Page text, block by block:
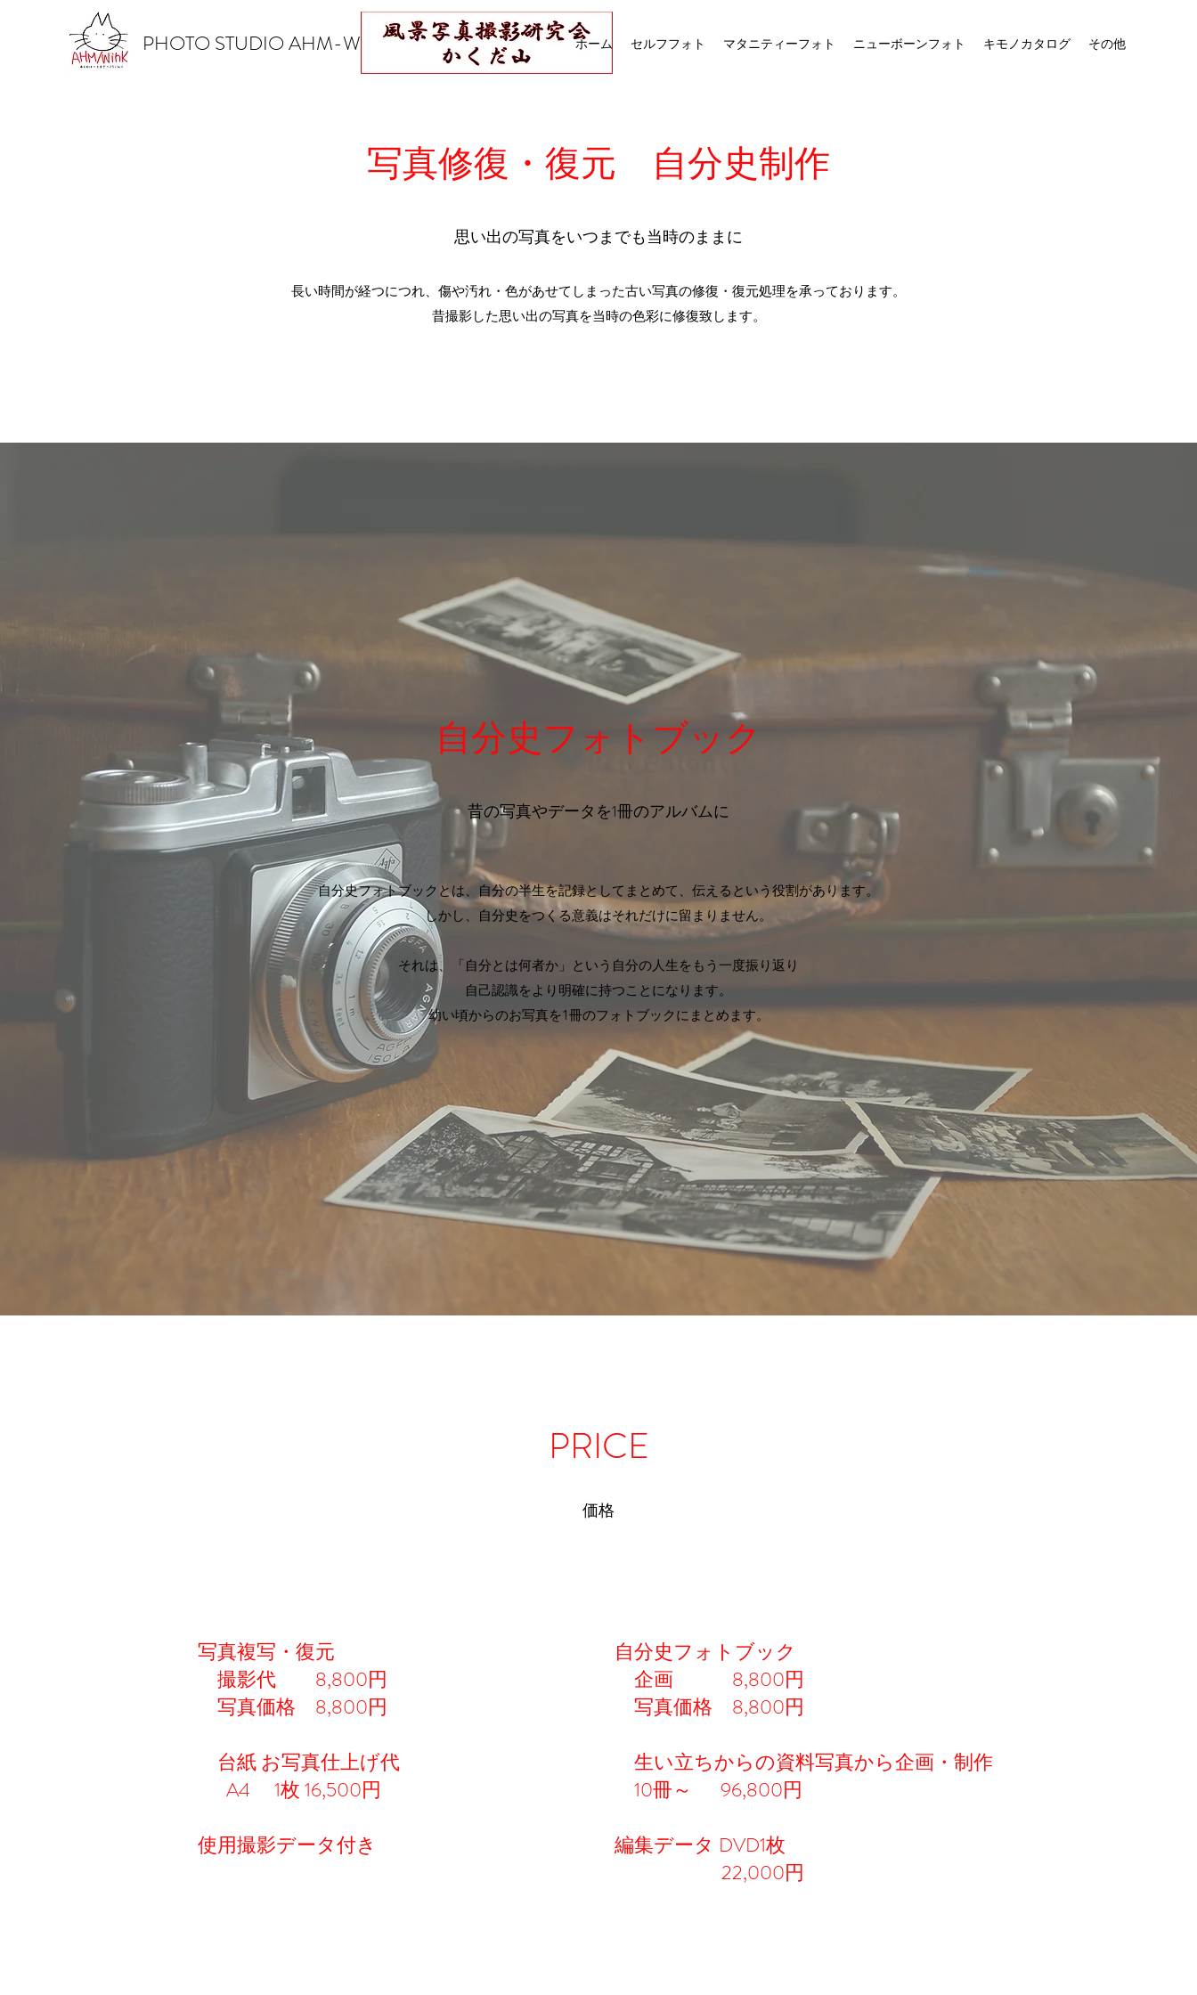
​PHOTO STUDIO AHM-WINK ホーム セルフフォト マタニティーフォト ニューボーンフォト キモノカタログ その他
写真修復・復元 自分史制作
思い出の写真をいつまでも当時のままに
長い時間が経つにつれ、傷や汚れ・色があせてしまった古い写真の修復・復元処理を承っております。
昔撮影した思い出の写真を当時の色彩に修復致します。
自分史フォトブック
昔の写真やデータを1冊のアルバムに
自分史フォトブックとは、自分の半生を記録としてまとめて、伝えるという役割があります。
しかし、自分史をつくる意義はそれだけに留まりません。
それは、「自分とは何者か」という自分の人生をもう一度振り返り
自己認識をより明確に持つことになります。
幼い頃からのお写真を1冊のフォトブックにまとめます。
PRICE
価格
写真複写・復元
撮影代 8,800円
写真価格 8,800円
台紙 お写真仕上げ代
A4 1枚 16,500円
使用撮影データ付き
自分史フォトブック
企画 8,800円
写真価格 8,800円
生い立ちからの資料写真から企画・制作
10冊～ 96,800円
編集データ DVD1枚
22,000円